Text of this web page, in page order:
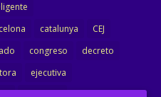
catalunya
CEJ
congreso
decreto
ejecutiva